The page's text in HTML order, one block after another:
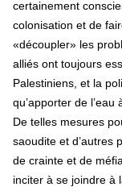
certainement
colonisation et de
«découpler» les
alliés ont toujours
Palestiniens, et la
qu’apporter de l’eau
De telles mesures
saoudite et d’autres
de crainte et de
inciter à se joindre à